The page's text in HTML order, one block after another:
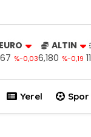
EURO
%-0,03
ALTIN
6,180 %-0,19
Yerel Spor